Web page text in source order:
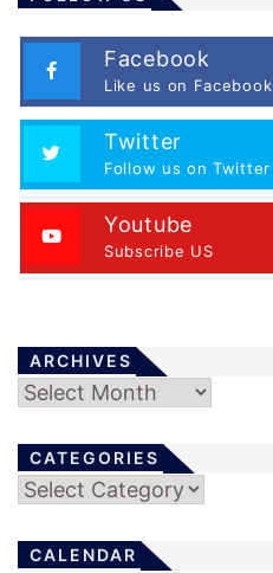
Facebook
Like us on Facebook
Twitter
Follow us on Twitter
Youtube
Subscribe US
ARCHIVES
Archives
CATEGORIES
Categories
CALENDAR